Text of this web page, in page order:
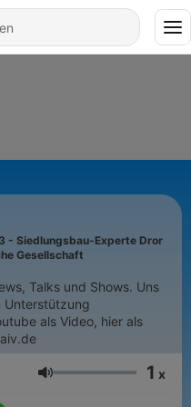
- Siedlungsbau-Experte Dror
Gesellschaft
Talks und Shows. Uns
Unterstützung
als Video, hier als
Lautstärke 1 x